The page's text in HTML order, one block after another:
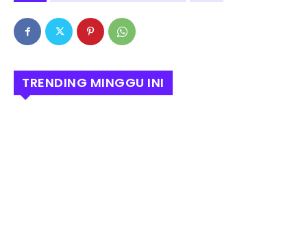
TRENDING MINGGU INI